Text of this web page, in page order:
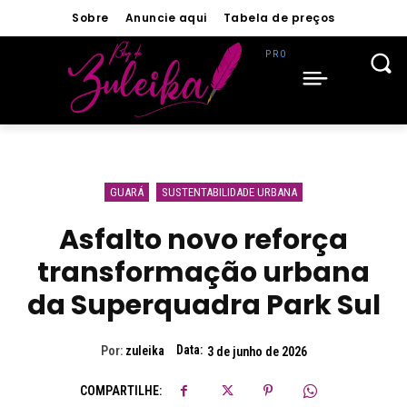
Sobre Anuncie aqui Tabela de preços
GUARÁ SUSTENTABILIDADE URBANA
Asfalto novo reforça
transformação urbana
da Superquadra Park Sul
Por: zuleika Data: 3 de junho de 2026
COMPARTILHE: